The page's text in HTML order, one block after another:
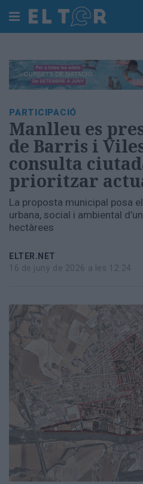
Cerca
Portada
Societat
Política
Municipal
Economia
i
empresa
Cultura
Esports
Ràdio
Totes
PARTICIPACIÓ
Manlleu es
de Barris i
consulta
prioritzar
La proposta municipal posa
urbana, social i ambiental
hectàrees
ELTER.NET
16 de juny de 2026 a les 12:24